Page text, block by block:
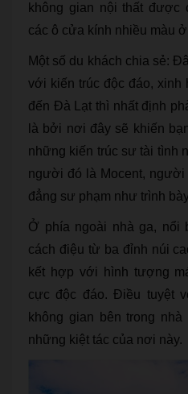
không gian nội thất được
các ô cửa kính nhiều màu
Một số du khách chia sẻ:
với kiến trúc độc đáo, xinh
đến Đà Lạt thì nhất định
là bởi nơi đây sẽ khiến
những kiến trúc sư tài tình
người đó là Mocent,
đẳng sư phạm như trình
Ở phía ngoài nhà ga, nổi
cách điệu từ ba đỉnh núi
kết hợp với hình tượng
cực độc đáo. Điều tuyệt
không gian bên trong
những kiệt tác của nơi này.